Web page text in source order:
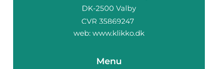
web: www.klikko.dk
Menu